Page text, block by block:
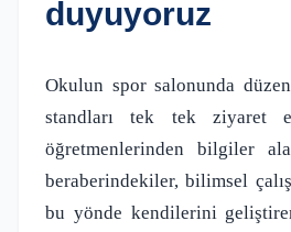
duyuyoruz
Okulun spor salonunda
standları tek tek ziyaret
öğretmenlerinden bilgiler
beraberindekiler, bilimsel
bu yönde kendilerini